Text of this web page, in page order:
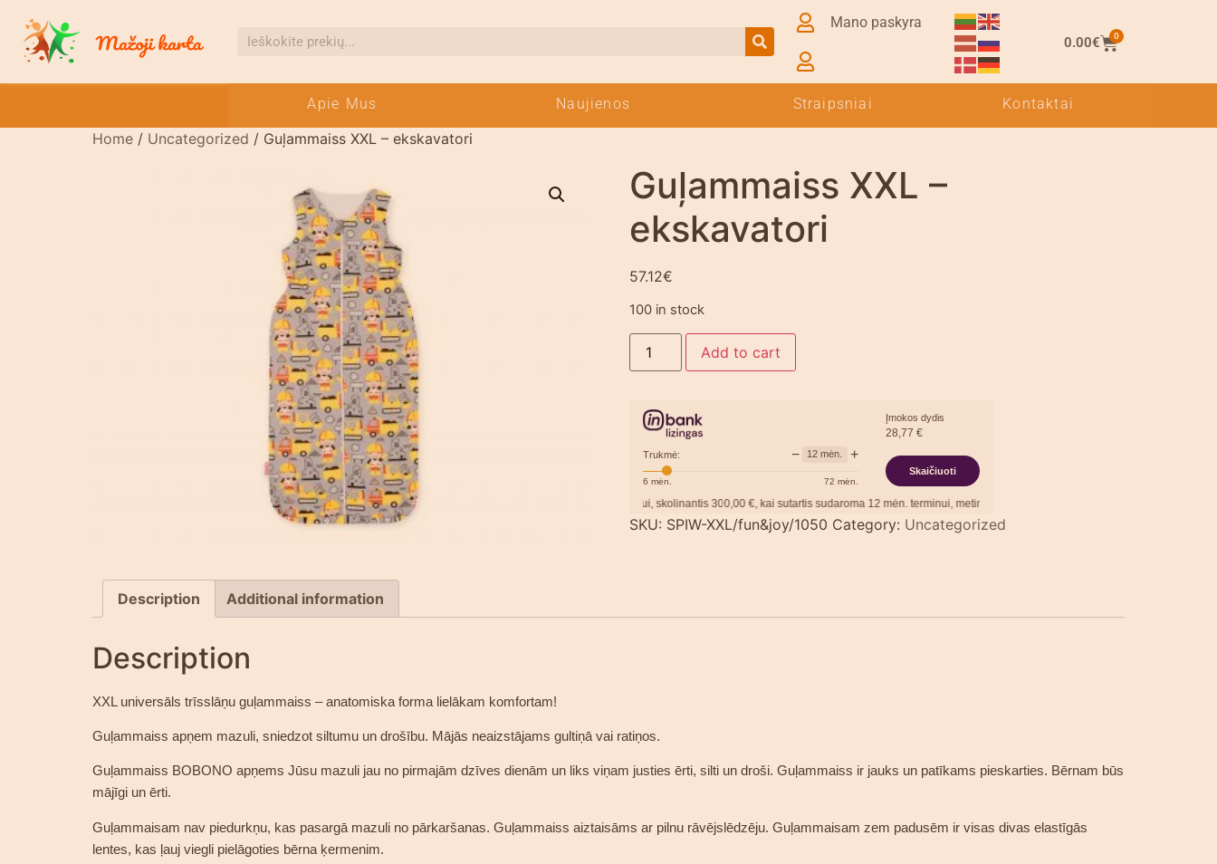
Mano paskyra
0.00€ 0
Apie Mus Naujienos Straipsniai Kontaktai
Home / Uncategorized / Guļammaiss XXL – ekskavatori
Guļammaiss XXL –
ekskavatori
57.12€
100 in stock
Add to cart
Trukmė: − 12 mėn. +
6 mėn. 72 mėn.
Įmokos dydis
28,77 €
Skaičiuoti
Pavyzdžiui, skolinantis300,00€, kai sutartis sudaroma12mėn. terminui, metinė palūkanų norma –
SKU: SPIW-XXL/fun&joy/1050 Category: Uncategorized
Description Additional information
Description
XXL universāls trīsslāņu guļammaiss – anatomiska forma lielākam komfortam!
Guļammaiss apņem mazuli, sniedzot siltumu un drošību. Mājās neaizstājams gultiņā vai ratiņos.
Guļammaiss BOBONO apņems Jūsu mazuli jau no pirmajām dzīves dienām un liks viņam justies ērti, silti un droši. Guļammaiss ir jauks un patīkams pieskarties. Bērnam būs
mājīgi un ērti.
Guļammaisam nav piedurkņu, kas pasargā mazuli no pārkaršanas. Guļammaiss aiztaisāms ar pilnu rāvējslēdzēju. Guļammaisam zem padusēm ir visas divas elastīgās
lentes, kas ļauj viegli pielāgoties bērna ķermenim.